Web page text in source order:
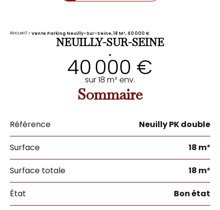
Accueil Vente Parking Neuilly-Sur-Seine, 18 M², 40 000 €
NEUILLY-SUR-SEINE
•
40 000 €
sur 18 m² env.
Sommaire
Référence Neuilly PK double
Surface 18 m²
Surface totale 18 m²
État Bon état